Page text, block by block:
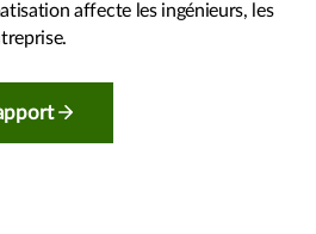
affecte les ingénieurs, les